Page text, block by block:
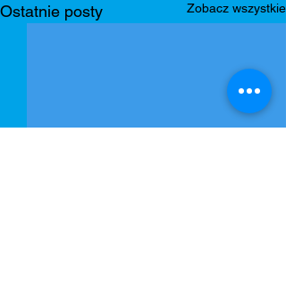
Ostatnie posty Zobacz wszystkie